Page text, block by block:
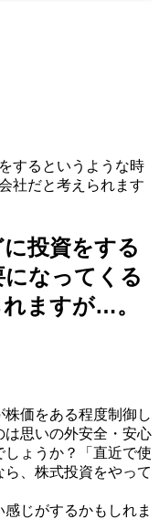
するというような時
社だと考えられます
投資をする
なってくる
ますが…。
価をある程度制御し
思いの外安全・安心
ょうか？「直近で使
、株式投資をやって
じがするかもしれま